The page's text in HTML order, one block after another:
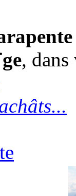
,